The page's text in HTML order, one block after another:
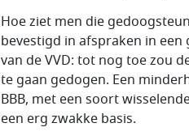
Hoe ziet men die
bevestigd in afspraken in
van de VVD: tot nog toe zou
te gaan gedogen. Een
BBB, met een soort
een erg zwakke basis.